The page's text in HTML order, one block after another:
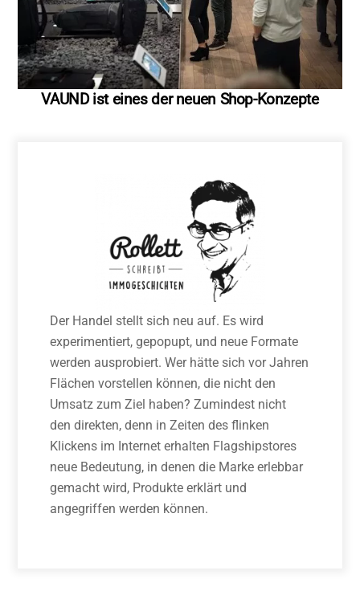
VAUND ist eines der neuen Shop-Konzepte
Der Handel stellt sich neu auf. Es wird
experimentiert, gepopupt, und neue Formate
werden ausprobiert. Wer hätte sich vor Jahren
Flächen vorstellen können, die nicht den
Umsatz zum Ziel haben? Zumindest nicht
den direkten, denn in Zeiten des flinken
Klickens im Internet erhalten Flagship­stores
neue Bedeutung, in denen die Marke erlebbar
gemacht wird, Produkte erklärt und
angegriffen werden können.